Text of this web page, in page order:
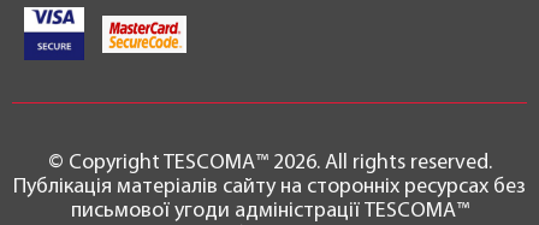
© Copyright TESCOMA™ 2026. All rights reserved.
Публікація матеріалів сайту на сторонніх ресурсах без
письмової угоди адміністрації TESCOMA™